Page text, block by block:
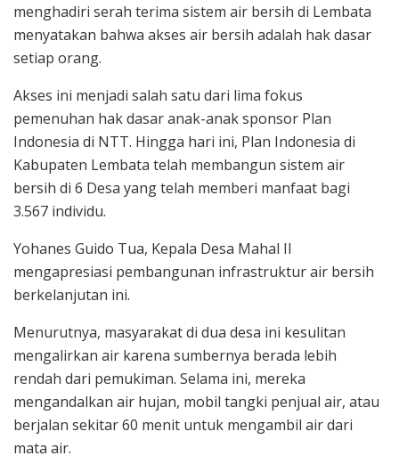
menghadiri serah terima sistem air bersih di Lembata
menyatakan bahwa akses air bersih adalah hak dasar
setiap orang.
Akses ini menjadi salah satu dari lima fokus
pemenuhan hak dasar anak-anak sponsor Plan
Indonesia di NTT. Hingga hari ini, Plan Indonesia di
Kabupaten Lembata telah membangun sistem air
bersih di 6 Desa yang telah memberi manfaat bagi
3.567 individu.
Yohanes Guido Tua, Kepala Desa Mahal II
mengapresiasi pembangunan infrastruktur air bersih
berkelanjutan ini.
Menurutnya, masyarakat di dua desa ini kesulitan
mengalirkan air karena sumbernya berada lebih
rendah dari pemukiman. Selama ini, mereka
mengandalkan air hujan, mobil tangki penjual air, atau
berjalan sekitar 60 menit untuk mengambil air dari
mata air.